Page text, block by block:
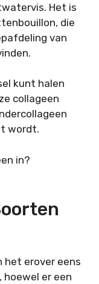
Het is
die
van
kunt halen
collageen
wordt.
in?
het erover eens
er een